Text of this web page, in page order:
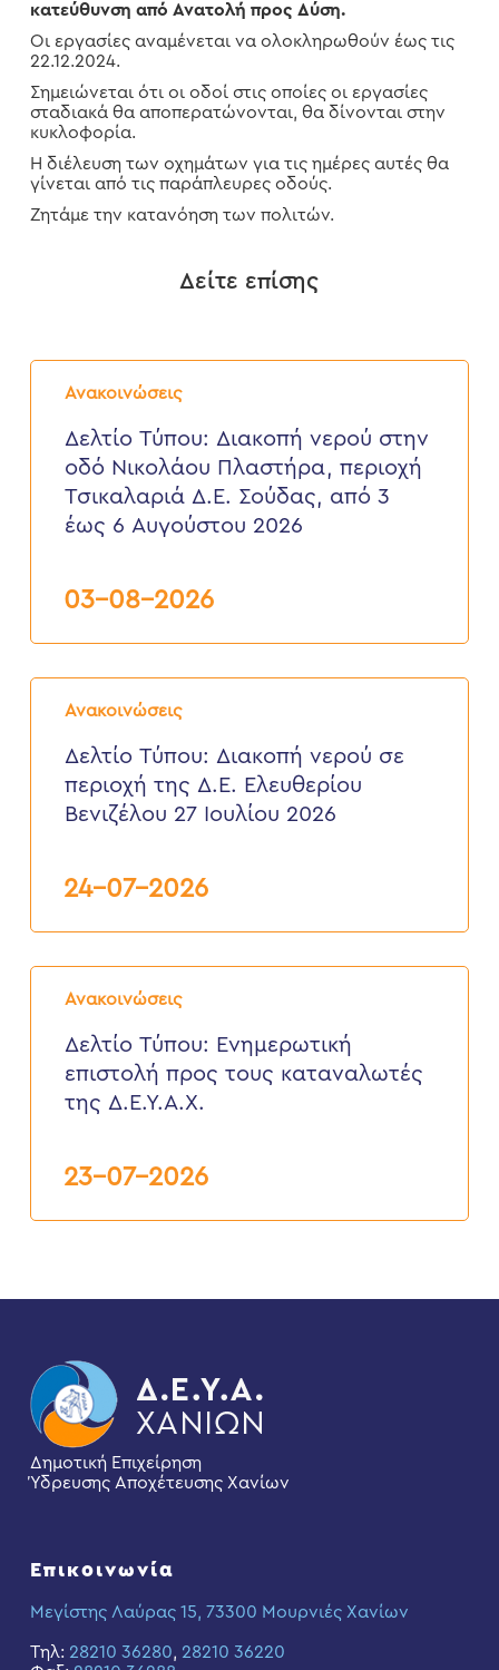
κατεύθυνση από Ανατολή προς Δύση.
Οι εργασίες αναμένεται να ολοκληρωθούν έως τις
22.12.2024.
Σημειώνεται ότι οι οδοί στις οποίες οι εργασίες
σταδιακά θα αποπερατώνονται, θα δίνονται στην
κυκλοφορία.
Η διέλευση των οχημάτων για τις ημέρες αυτές θα
γίνεται από τις παράπλευρες οδούς.
Ζητάμε την κατανόηση των πολιτών.
Δείτε επίσης
Ανακοινώσεις
Δελτίο
Τύπου:
νερού
στην
Νικολάου
Πλαστήρα,
περιοχή
Σούδας,
έως
2026
Δελτίο Τύπου: Διακοπή νερού στην
οδό Νικολάου Πλαστήρα, περιοχή
Τσικαλαριά Δ.Ε. Σούδας, από 3
έως 6 Αυγούστου 2026
03-08-2026
Ανακοινώσεις
Δελτίο
Τύπου:
νερού
περιοχή
2026
Δελτίο Τύπου: Διακοπή νερού σε
περιοχή της Δ.Ε. Ελευθερίου
Βενιζέλου 27 Ιουλίου 2026
24-07-2026
Ανακοινώσεις
Δελτίο
Τύπου:
επιστολή
προς
τους
καταναλωτές
Δελτίο Τύπου: Eνημερωτική
επιστολή προς τους καταναλωτές
της Δ.Ε.Υ.Α.Χ.
23-07-2026
Δημοτική Επιχείρηση
Ύδρευσης Αποχέτευσης Χανίων
Επικοινωνία
Μεγίστης Λαύρας 15, 73300 Μουρνιές Χανίων
Τηλ: 28210 36280, 28210 36220